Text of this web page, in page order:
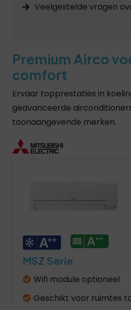
Veelgestelde vragen
Premium Airco
comfort
Ervaar topprestaties in
geavanceerde
toonaangevende merken.
MSZ Serie
Wifi module optioneel
Geschikt voor ruimtes